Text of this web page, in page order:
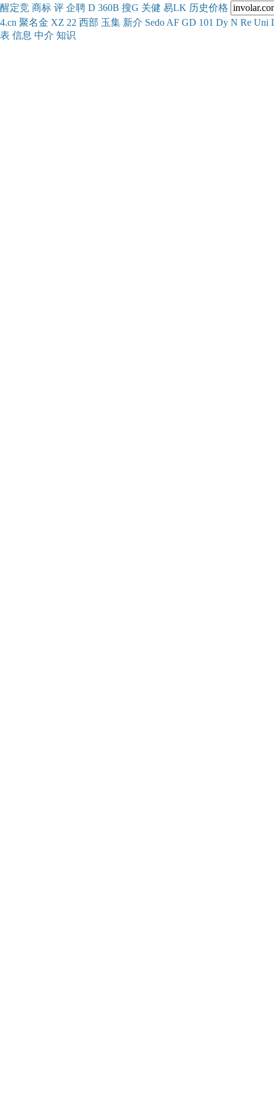
醒定竞 商标 评 企聘 D 360B 搜G 关健 易LK 历史价格
4.cn 聚名金 XZ 22 西部 玉集 新介 Sedo AF GD 101 Dy N Re Uni
表 信息 中介 知识